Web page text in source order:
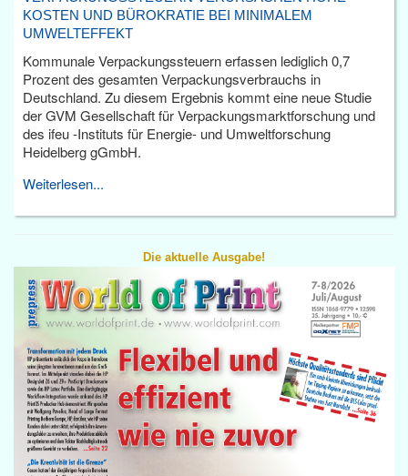
KOSTEN UND BÜROKRATIE BEI MINIMALEM
UMWELTEFFEKT
Kommunale Verpackungssteuern erfassen lediglich 0,7
Prozent des gesamten Verpackungsverbrauchs in
Deutschland. Zu diesem Ergebnis kommt eine neue Studie
der GVM Gesellschaft für Verpackungsmarktforschung und
des ifeu -Instituts für Energie- und Umweltforschung
Heidelberg gGmbH.
Weiterlesen...
Die aktuelle Ausgabe!